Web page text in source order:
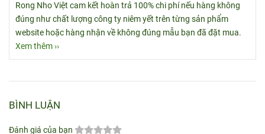
Rong Nho Việt cam kết hoàn trả 100% chi phí nếu hàng không
đúng như chất lượng công ty niêm yết trên từng sản phẩm
website hoặc hàng nhận về không đúng mẫu bạn đã đặt mua.
Xem thêm ››
BÌNH LUẬN
Đánh giá của bạn